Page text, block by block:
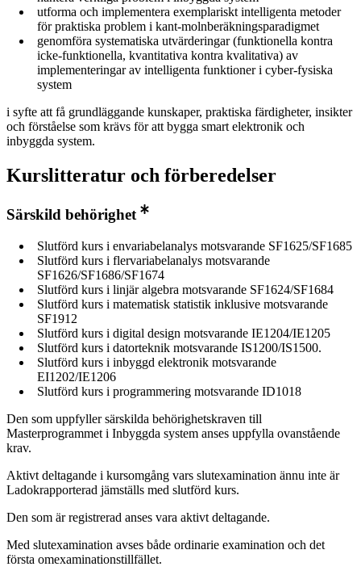
utforma och implementera exemplariskt intelligenta metoder
för praktiska problem i kant-molnberäkningsparadigmet
genomföra systematiska utvärderingar (funktionella kontra
icke-funktionella, kvantitativa kontra kvalitativa) av
implementeringar av intelligenta funktioner i cyber-fysiska
system
i syfte att få grundläggande kunskaper, praktiska färdigheter, insikter
och förståelse som krävs för att bygga smart elektronik och
inbyggda system.
Kurslitteratur och förberedelser
Särskild behörighet
Slutförd kurs i envariabelanalys motsvarande SF1625/SF1685
Slutförd kurs i flervariabelanalys motsvarande
SF1626/SF1686/SF1674
Slutförd kurs i linjär algebra motsvarande SF1624/SF1684
Slutförd kurs i matematisk statistik inklusive motsvarande
SF1912
Slutförd kurs i digital design motsvarande IE1204/IE1205
Slutförd kurs i datorteknik motsvarande IS1200/IS1500.
Slutförd kurs i inbyggd elektronik motsvarande
EI1202/IE1206
Slutförd kurs i programmering motsvarande ID1018
Den som uppfyller särskilda behörighetskraven till
Masterprogrammet i Inbyggda system anses uppfylla ovanstående
krav.
Aktivt deltagande i kursomgång vars slutexamination ännu inte är
Ladokrapporterad jämställs med slutförd kurs.
Den som är registrerad anses vara aktivt deltagande.
Med slutexamination avses både ordinarie examination och det
första omexaminationstillfället.